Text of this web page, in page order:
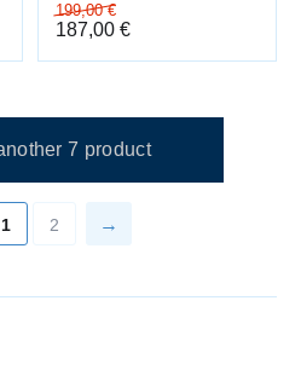
199,00 €
187,00 €
7 product
1 2